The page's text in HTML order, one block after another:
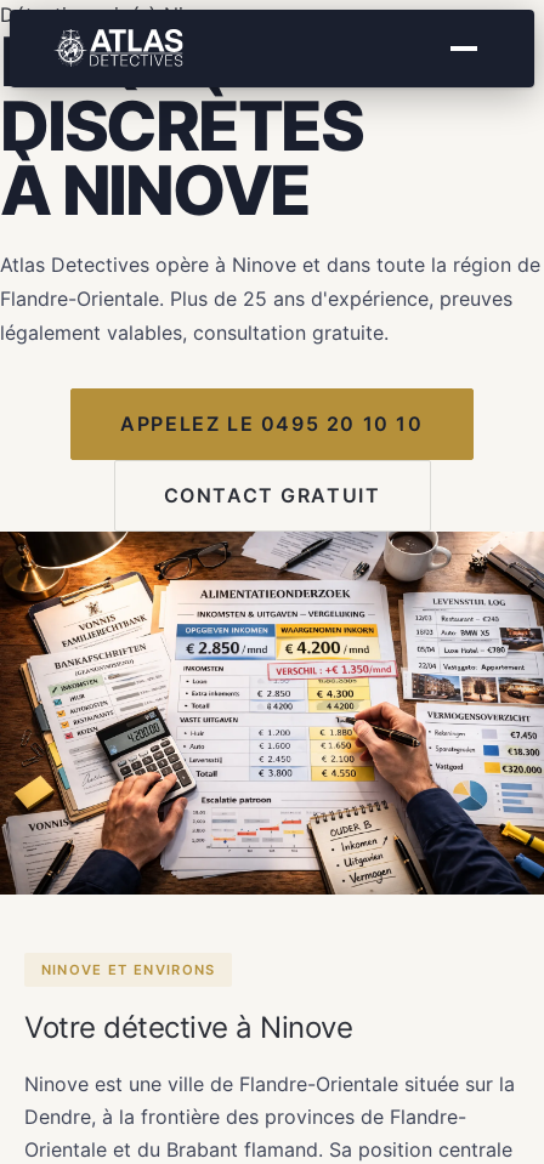
Détective privé à Ninove
ENQUÊTES
DISCRÈTES
ÀNINOVE
Atlas Detectives opère à Ninove et dans toute la région de
Flandre-Orientale. Plus de 25 ans d'expérience, preuves
légalement valables, consultation gratuite.
APPELEZ LE 0495 20 10 10
CONTACT GRATUIT
NINOVE ET ENVIRONS
Votre détective à Ninove
Ninove est une ville de Flandre-Orientale située sur la
Dendre, à la frontière des provinces de Flandre-
Orientale et du Brabant flamand. Sa position centrale